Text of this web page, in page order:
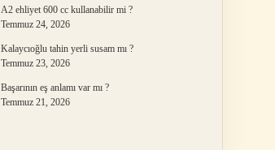
A2 ehliyet 600 cc kullanabilir mi ?
Temmuz 24, 2026
Kalaycıoğlu tahin yerli susam mı ?
Temmuz 23, 2026
Başarının eş anlamı var mı ?
Temmuz 21, 2026